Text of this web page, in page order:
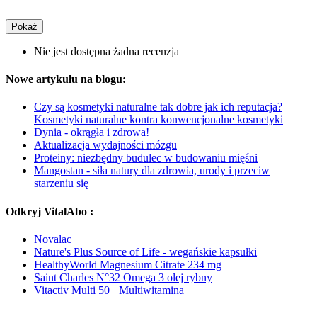
Pokaż
Nie jest dostępna żadna recenzja
Nowe artykułu na blogu:
Czy są kosmetyki naturalne tak dobre jak ich reputacja?
Kosmetyki naturalne kontra konwencjonalne kosmetyki
Dynia - okrągła i zdrowa!
Aktualizacja wydajności mózgu
Proteiny: niezbędny budulec w budowaniu mięśni
Mangostan - siła natury dla zdrowia, urody i przeciw
starzeniu się
Odkryj VitalAbo :
Novalac
Nature's Plus Source of Life - wegańskie kapsułki
HealthyWorld Magnesium Citrate 234 mg
Saint Charles N°32 Omega 3 olej rybny
Vitactiv Multi 50+ Multiwitamina